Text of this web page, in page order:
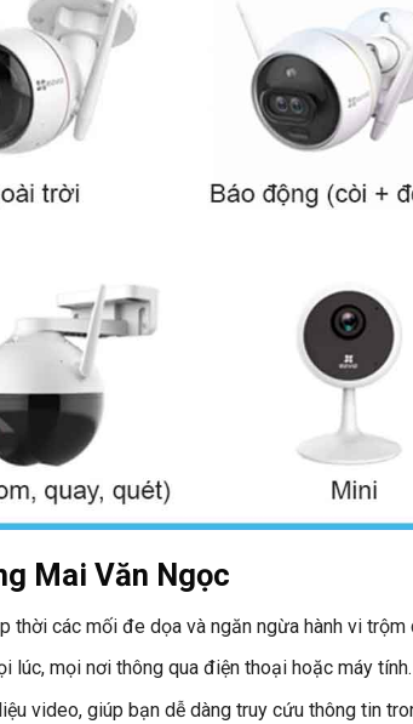
Mai Văn Ngọc
thời các mối đe dọa và ngăn ngừa hành vi trộm
lúc, mọi nơi thông qua điện thoại hoặc máy tính.
video, giúp bạn dễ dàng truy cứu thông tin